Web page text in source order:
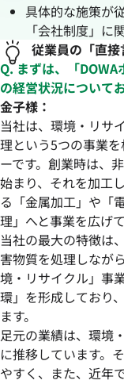
具体的な施策が
「会社制度」に
従業員の「直
Q. まずは、「
の経営状況について
金子様：
当社は、環境・リサ
理という5つの事業
ーです。創業時は、
始まり、それを加工
る「金属加工」や「
理」へと事業を広げ
当社の最大の特徴は
害物質を処理しなが
境・リサイクル」事
環」を形成しており
ます。
足元の業績は、環境
に推移しています。
やすく、また、近年